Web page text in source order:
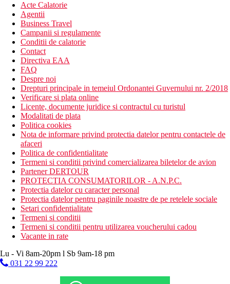
Acte Calatorie
Agentii
Business Travel
Campanii si regulamente
Conditii de calatorie
Contact
Directiva EAA
FAQ
Despre noi
Drepturi principale in temeiul Ordonantei Guvernului nr. 2/2018
Verificare si plata online
Licente, documente juridice si contractul cu turistul
Modalitati de plata
Politica cookies
Nota de informare privind protectia datelor pentru contactele de
afaceri
Politica de confidentialitate
Termeni si conditii privind comercializarea biletelor de avion
Partener DERTOUR
PROTECTIA CONSUMATORILOR - A.N.P.C.
Protectia datelor cu caracter personal
Protectia datelor pentru paginile noastre de pe retelele sociale
Setari confidentialitate
Termeni si conditii
Termeni si conditii pentru utilizarea voucherului cadou
Vacante in rate
Lu - Vi 8am-20pm l Sb 9am-18 pm
031 22 99 222